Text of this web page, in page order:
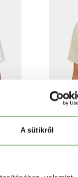
A sütikről